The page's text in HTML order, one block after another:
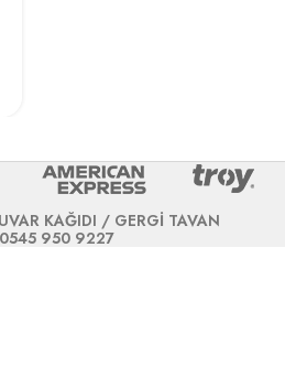
KAĞIDI / GERGİ TAVAN
950 9227